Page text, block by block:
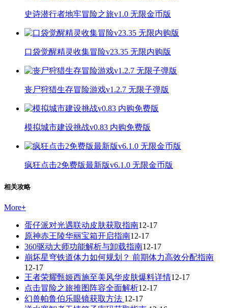
史诗潜行者地牢冒险之旅v1.0 无限金币版
口袋觉醒精灵收集冒险v23.35 无限内购版
丧尸狩猎生存冒险游戏v1.2.7 无限子弹版
模拟城市建设挑战v0.83 内购免费版
疯狂点击2免费版最新版v6.1.0 无限金币版
相关攻略
More+
蛋仔派对光遇联动皮肤获取指南12-17
原神赤王陵华丽宝箱开启指南12-17
360驱动大师功能解析与卸载指南12-17
崩坏星穹铁道体力如何规划？ 前期体力高效分配指南
12-17
王者荣耀甄姬西施至美风华皮肤爆料详情12-17
点击冒险之旅推图阵容全面解析12-17
幻兽帕鲁伯乐眼镜获取方法 12-17